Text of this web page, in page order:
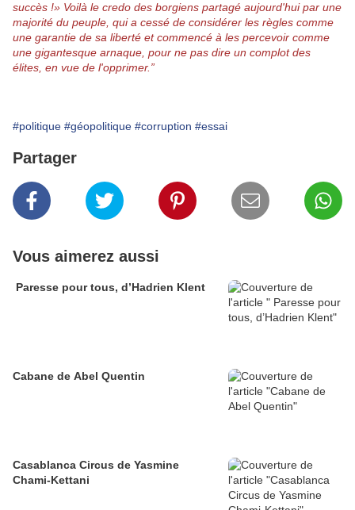
succès !» Voilà le credo des borgiens partagé aujourd'hui par une
majorité du peuple, qui a cessé de considérer les règles comme
une garantie de sa liberté et commencé à les percevoir comme
une gigantesque arnaque, pour ne pas dire un complot des
élites, en vue de l'opprimer.”
#politique #géopolitique #corruption #essai
Partager
Vous aimerez aussi
Paresse pour tous, d’Hadrien Klent
Cabane de Abel Quentin
Casablanca Circus de Yasmine
Chami-Kettani